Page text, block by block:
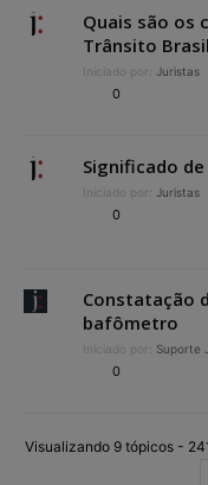
Quais são os
Trânsito
Iniciado por: Juristas
0
Significado
Iniciado por: Juristas
0
Constatação
bafômetro
Iniciado por: Suporte
0
Visualizando 9 tópicos -